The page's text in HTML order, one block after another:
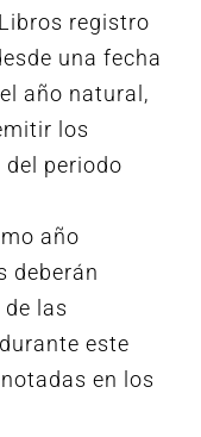
registro
una fecha
año natural,
los
periodo
año
deberán
las
este
en los